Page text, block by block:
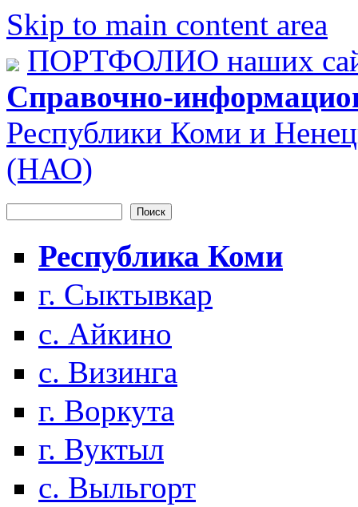
Skip to main content area
ПОРТФОЛИО наших
Справочно-
Республики Коми и
(НАО)
Форма поиска
Республика Коми
г. Сыктывкар
с. Айкино
с. Визинга
г. Воркута
г. Вуктыл
с. Выльгорт